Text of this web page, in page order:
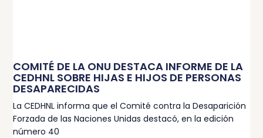
COMITÉ DE LA ONU DESTACA INFORME DE LA
CEDHNL SOBRE HIJAS E HIJOS DE PERSONAS
DESAPARECIDAS
La CEDHNL informa que el Comité contra la Desaparición
Forzada de las Naciones Unidas destacó, en la edición
número 40